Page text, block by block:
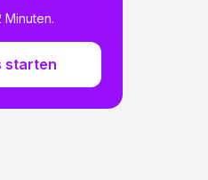
Minuten.
starten